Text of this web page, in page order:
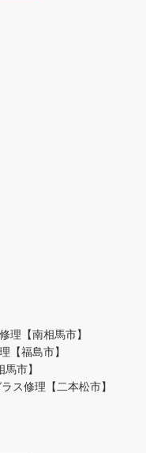
理【南相馬市】
【福島市】
市】
ス修理【二本松市】